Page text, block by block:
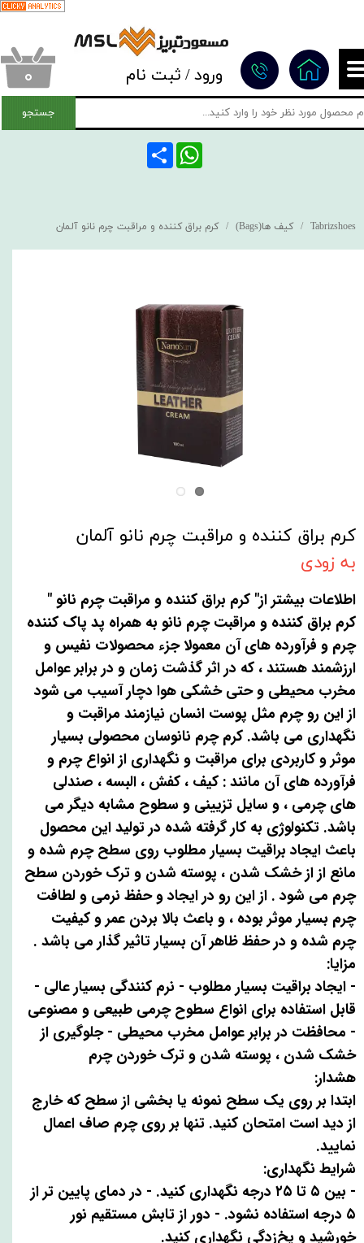
۰ ورود/ ثبت نام
تغییر گذر واژه
سفارشات
جستجو
Tabrizshoes کیف ها(Bags) کرم براق کننده و مراقبت چرم نانو آلمان
کرم براق کننده و مراقبت چرم نانو آلمان
به زودی
اطلاعات بیشتر از" کرم براق کننده و مراقبت چرم نانو "
کرم براق کننده و مراقبت چرم نانو به همراه پد پاک کننده
چرم و فرآورده های آن معمولا جزء محصولات نفیس و
ارزشمند هستند ، که در اثر گذشت زمان و در برابر عوامل
مخرب محیطی و حتی خشکی هوا دچار آسیب می شود
از این رو چرم مثل پوست انسان نیازمند مراقبت و
نگهداری می باشد. کرم چرم نانوسان محصولی بسیار
موثر و کاربردی برای مراقبت و نگهداری از انواع چرم و
فرآورده های آن مانند : کیف ، کفش ، البسه ، صندلی
های چرمی ، و سایل تزیینی و سطوح مشابه دیگر می
باشد. تکنولوژی به کار گرفته شده در تولید این محصول
باعث ایجاد براقیت بسیار مطلوب روی سطح چرم شده و
مانع از از خشک شدن ، پوسته شدن و ترک خوردن سطح
چرم می شود . از این رو در ایجاد و حفظ نرمی و لطافت
چرم بسیار موثر بوده ، و باعث بالا بردن عمر و کیفیت
چرم شده و در حفظ ظاهر آن بسیار تاثیر گذار می باشد .
مزایا:
- ایجاد براقیت بسیار مطلوب - نرم کنندگی بسیار عالی -
قابل استفاده برای انواع سطوح چرمی طبیعی و مصنوعی
- محافظت در برابر عوامل مخرب محیطی - جلوگیری از
خشک شدن ، پوسته شدن و ترک خوردن چرم
هشدار:
ابتدا بر روی یک سطح نمونه یا بخشی از سطح که خارج
از دید است امتحان کنید. تنها بر روی چرم صاف اعمال
نمایید.
شرایط نگهداری:
- بین ۵ تا ۲۵ درجه نگهداری کنید. - در دمای پایین تر از
۵ درجه استفاده نشود. - دور از تابش مستقیم نور
خورشید و یخ‌زدگی نگهداری کنید.
Share WhatsApp